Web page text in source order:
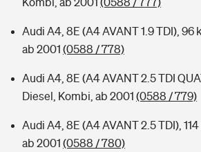
Audi A4, 8E (A4 AVANT 1.9 TDI), 96
ab 2001 (0588 / 778)
Audi A4, 8E (A4 AVANT 2.5 TDI
Diesel, Kombi, ab 2001 (0588 / 779)
Audi A4, 8E (A4 AVANT 2.5 TDI),
ab 2001 (0588 / 780)